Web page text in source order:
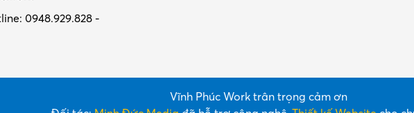
0948.929.828 -
Vĩnh Phúc Work trân trọng cảm ơn